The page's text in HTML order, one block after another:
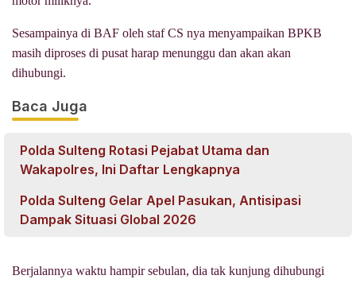
Sesampainya di BAF oleh staf CS nya menyampaikan BPKB
masih diproses di pusat harap menunggu dan akan akan
dihubungi.
Baca Juga
Polda Sulteng Rotasi Pejabat Utama dan
Wakapolres, Ini Daftar Lengkapnya
Polda Sulteng Gelar Apel Pasukan, Antisipasi
Dampak Situasi Global 2026
Berjalannya waktu hampir sebulan, dia tak kunjung dihubungi